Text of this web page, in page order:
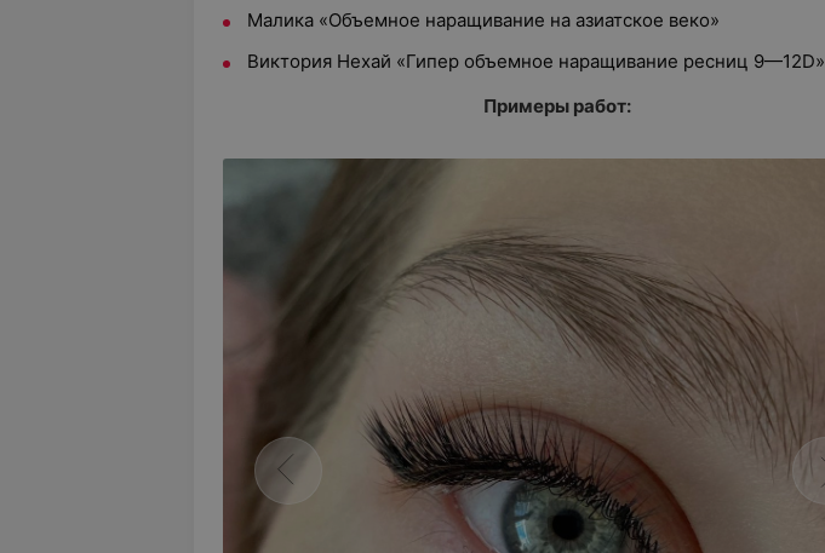
Малика «Объемное наращивание на азиатское веко»
Виктория Нехай «Гипер объемное наращивание ресниц 9—12D»
Примеры работ: